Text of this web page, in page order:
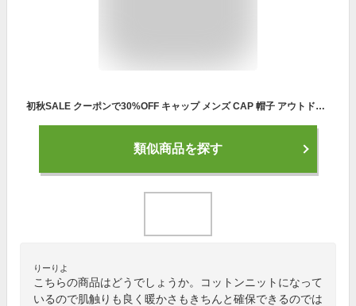
初秋SALE クーポンで30%OFF キャップ メンズ CAP 帽子 アウトドア ゴルフ 防寒 イヤーマフ 秋冬 ランニグ帽子 登山 釣り スポーツ 野球帽 通勤 ニット帽 ニット コットンニット キャスケット 耳当て スノボ テニス つば広 ウォーキング キャンプ 厚手 イヤーフラップ
類似商品を探す
りーりよ
こちらの商品はどうでしょうか。コットンニットになって
いるので肌触りも良く暖かさもきちんと確保できるのでは